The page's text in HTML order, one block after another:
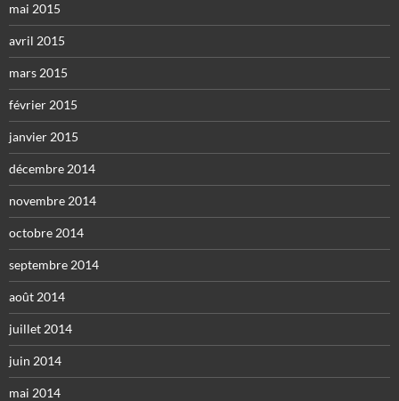
mai 2015
avril 2015
mars 2015
février 2015
janvier 2015
décembre 2014
novembre 2014
octobre 2014
septembre 2014
août 2014
juillet 2014
juin 2014
mai 2014